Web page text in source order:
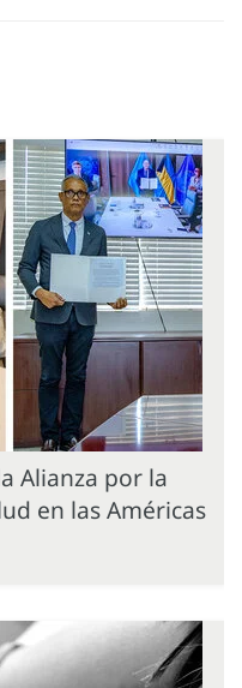
Alianza por la
en las Américas